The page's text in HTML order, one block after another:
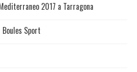
2017 a Tarragona
Sport